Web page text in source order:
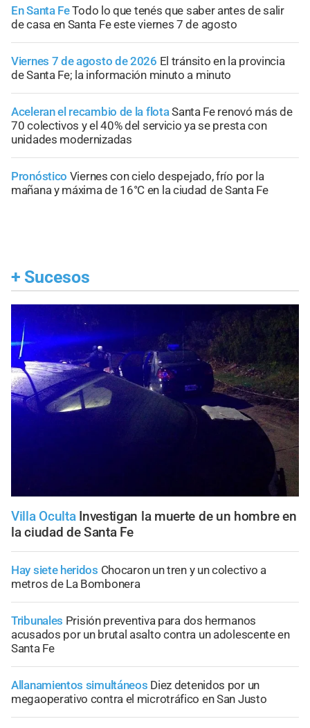
En Santa FeTodo lo que tenés que saber antes de salir
de casa en Santa Fe este viernes 7 de agosto
Viernes 7 de agosto de 2026 El tránsito en la provincia
de Santa Fe; la información minuto a minuto
Aceleran el recambio de la flotaSanta Fe renovó más de
70 colectivos y el 40% del servicio ya se presta con
unidades modernizadas
Pronóstico Viernes con cielo despejado, frío por la
mañana y máxima de 16°C en la ciudad de Santa Fe
+ Sucesos
Villa Oculta Investigan la muerte de un hombre en
la ciudad de Santa Fe
Hay siete heridos Chocaron un tren y un colectivo a
metros de La Bombonera
Tribunales Prisión preventiva para dos hermanos
acusados por un brutal asalto contra un adolescente en
Santa Fe
Allanamientos simultáneos Diez detenidos por un
megaoperativo contra el microtráfico en San Justo